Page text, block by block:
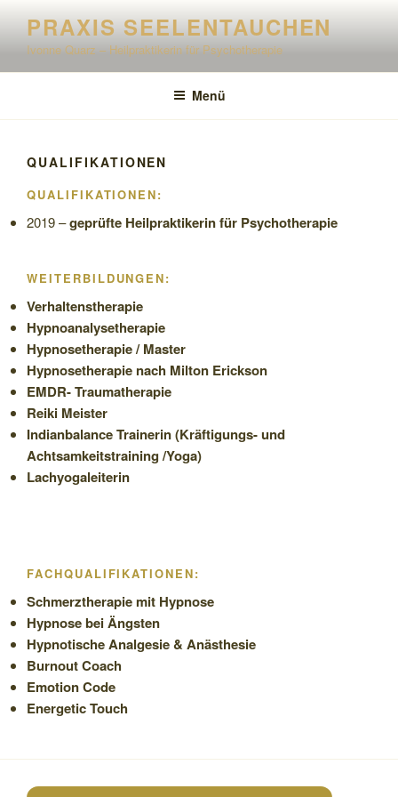
springen
PRAXIS SEELENTAUCHEN
Ivonne Quarz – Heilpraktikerin für Psychotherapie
Menü
QUALIFIKATIONEN
QUALIFIKATIONEN:
2019 –geprüfte Heilpraktikerin für Psychotherapie
WEITERBILDUNGEN:
Verhaltenstherapie
Hypnoanalysetherapie
Hypnosetherapie / Master
Hypnosetherapie nach Milton Erickson
EMDR- Traumatherapie
Reiki Meister
Indianbalance Trainerin (Kräftigungs- und
Achtsamkeitstraining /Yoga)
Lachyogaleiterin
FACHQUALIFIKATIONEN:
Schmerztherapie mit Hypnose
Hypnose bei Ängsten
Hypnotische Analgesie & Anästhesie
Burnout Coach
Emotion Code
Energetic Touch